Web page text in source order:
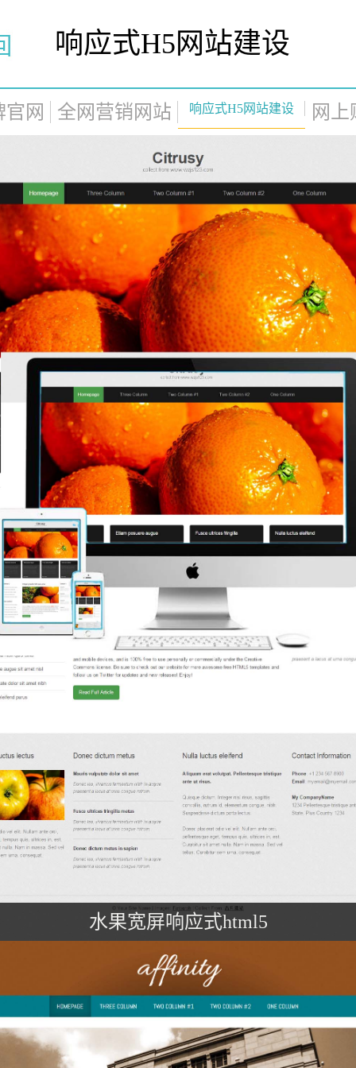
响应式H5网站建设
网 全网营销网站 响应式H5网站建设 网上
水果宽屏响应式html5